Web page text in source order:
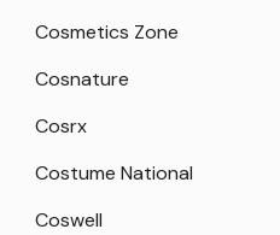
Cosmetics Zone
Cosnature
Cosrx
Costume National
Coswell